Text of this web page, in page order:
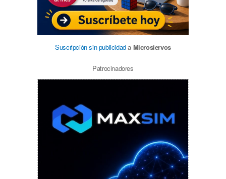
Suscripción sin publicidada Microsiervos
Patrocinadores